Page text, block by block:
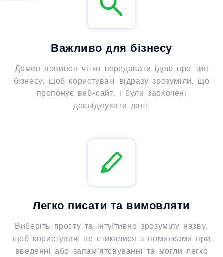
Важливо для бізнесу
Домен повинен чітко передавати ідею про тип
бізнесу, щоб користувачі відразу зрозуміли, що
пропонує веб-сайт, і були заохочені
досліджувати далі.
Легко писати та вимовляти
Виберіть просту та інтуїтивно зрозумілу назву,
щоб користувачі не стикалися з помилками при
введенні або запам'ятовуванні та могли легко